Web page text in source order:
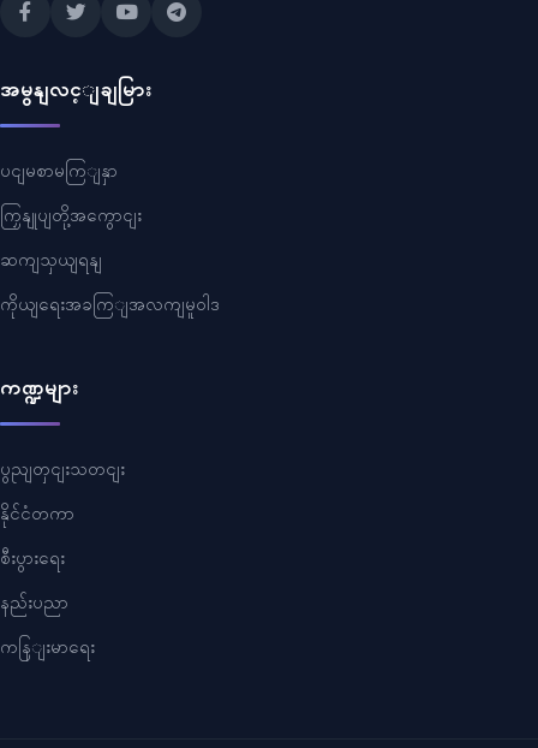
အမွနျလင့ျချမြား
ပငျမစာမကြျနှာ
ကြှနျုပျတို့အကွောငျး
ဆကျသှယျရနျ
ကိုယျရေးအခကြျအလကျမူဝါဒ
ကဏ္ဍများ
ပွညျတှငျးသတငျး
နိုင်ငံတကာ
စီးပွားရေး
နည်းပညာ
ကနြျးမာရေး